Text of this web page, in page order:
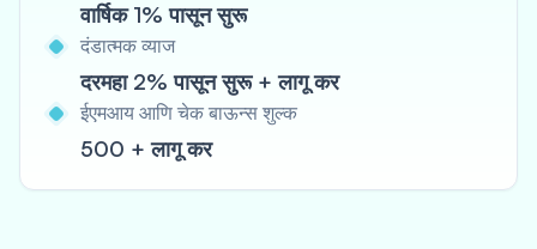
वार्षिक 1% पासून सुरू
दंडात्मक व्याज
दरमहा 2% पासून सुरू + लागू कर
ईएमआय आणि चेक बाऊन्स शुल्क
500 + लागू कर